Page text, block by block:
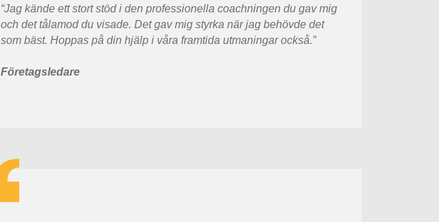
“Jag kände ett stort stöd i den professionella coachningen du gav mig
och det tålamod du visade. Det gav mig styrka när jag behövde det
som bäst. Hoppas på din hjälp i våra framtida utmaningar också.”
Företagsledare